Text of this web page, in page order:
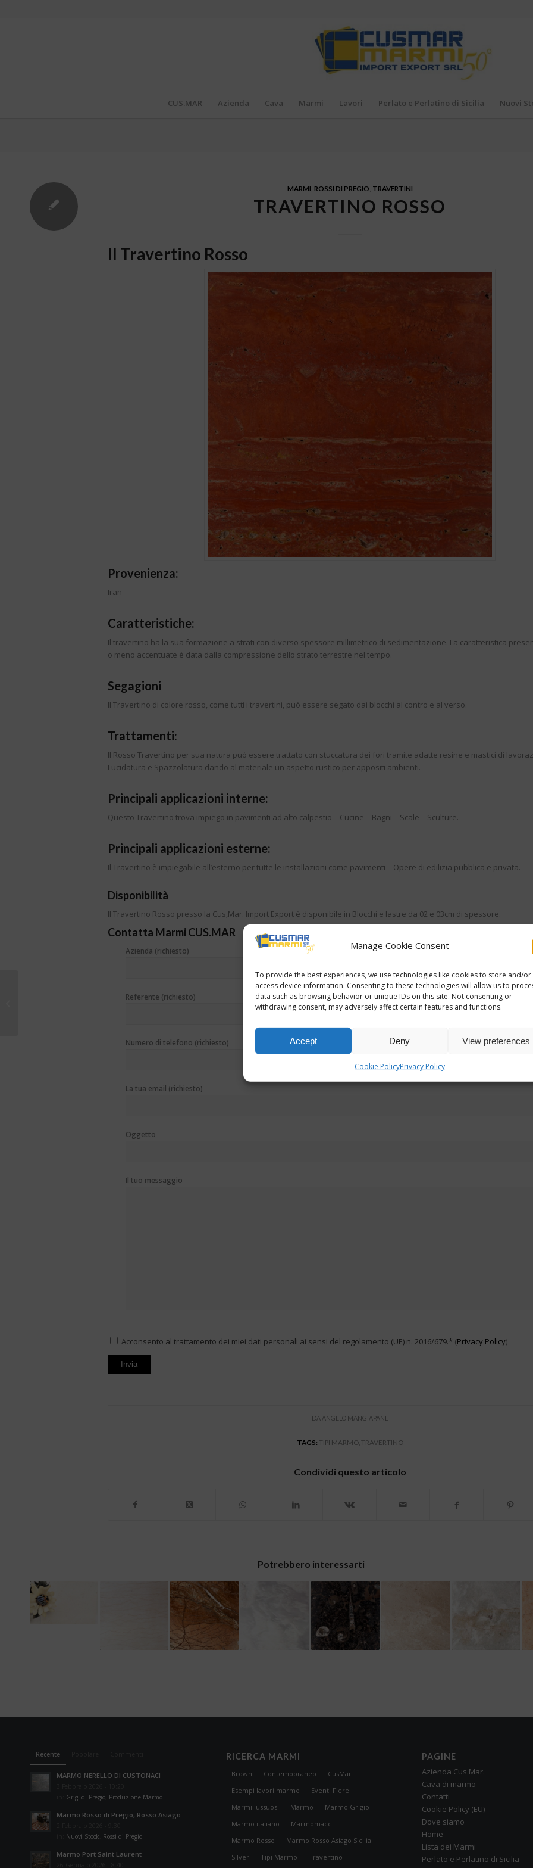
Manage Cookie Consent
To provide the best experiences, we use technologies like cookies to store and/or
access device information. Consenting to these technologies will allow us to
data such as browsing behavior or unique IDs on this site. Not consenting or
withdrawing consent, may adversely affect certain features and functions.
Accept Deny View preferences
Cookie PolicyPrivacy Policy
CUS.MAR Azienda Cava Marmi Lavori Perlato e Perlatino di Sicilia Nuovi
MARMI ROSSI DI PREGIO TRAVERTINI
TRAVERTINO ROSSO
Il Travertino Rosso
Provenienza:
Iran
Caratteristiche:
Il travertino ha la sua formazione a strati con diverso spessore millimetrico di sedimentazione. La caratteristica
o meno accentuate è data dalla compressione dello strato terrestre nel tempo.
Segagioni
Il Travertino di colore rosso, come tutti i travertini, può essere segato dai blocchi al contro e al verso.
Trattamenti:
Il Rosso Travertino per sua natura può essere trattato con stuccatura dei fori tramite adatte resine e mastici di
Lucidatura e Spazzolatura dando al materiale un aspetto rustico per appositi ambienti.
Principali applicazioni interne:
Questo Travertino trova impiego in pavimenti ad alto calpestio – Cucine – Bagni – Scale – Sculture.
Principali applicazioni esterne:
Il Travertino è impiegabile all’esterno per tutte le installazioni come pavimenti – Opere di edilizia pubblica e privata.
Disponibilità
Il Travertino Rosso presso la Cus,Mar. Import Export è disponibile in Blocchi e lastre da 02 e 03cm di spessore.
Contatta Marmi CUS.MAR
Azienda (richiesto)
Referente (richiesto)
Numero di telefono (richiesto)
La tua email (richiesto)
Oggetto
Il tuo messaggio
Acconsento al trattamento dei miei dati personali ai sensi del regolamento (UE) n. 2016/679.* (Privacy Policy)
DAANGELO MANGIAPANE
TAGS: TIPI MARMO, TRAVERTINO
Condividi questo articolo
Potrebbero interessarti
Recente
MARMO NERELLO DI CUSTONACI
Grigi di Pregio Produzione Marmo
Marmo Rosso di Pregio, Rosso Asiago
Nuovi Stock Rossi di Pregio
Marmo Port Saint Laurent
RICERCA MARMI
Brown Contemporaneo
CusMar
Esempi lavori marmo
Eventi Fiere
Marmi lussuosi
Marmo
Marmo Grigio
Marmo italiano
Marmomacc
Marmo Rosso
Marmo Rosso Asiago Sicilia
Silver
Tipi Marmo Travertino
PAGINE
Azienda Cus.Mar.
Cava di marmo
Contatti
Cookie Policy (EU)
Dove siamo
Home
Lista dei Marmi
Perlato e Perlatino di Sicilia